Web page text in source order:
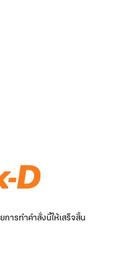
ารทำคำสั่งนี้ให้เสร็จสิ้น